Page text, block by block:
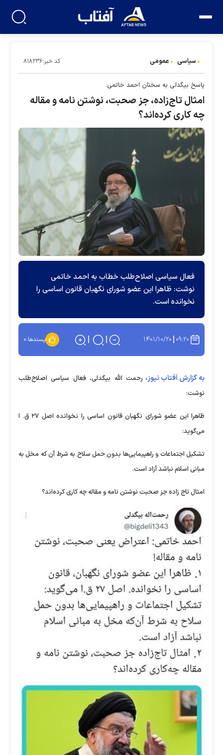
سیاسی عمومی کد خبر:۸۱۸۲۳۶
پاسخ بیگدلی به سخنان احمد خاتمی:
امثال تاج‌زاده، جز صحبت، نوشتن نامه و مقاله
چه کاری کرده‌اند؟
فعال سیاسی اصلاح‌طلب خطاب به احمد خاتمی
نوشت: ظاهرا این عضو شورای نگهبان قانون اساسی را
نخوانده است.
۰۹:۲۰ ۱۴۰۱/۱۰/۲۰ پسندها:۰
به گزارش آفتاب نیوز، رحمت الله بیگدلی، فعال سیاسی اصلاح‌طلب
نوشت:
ظاهرا این عضو شورای نگهبان قانون اساسی را نخوانده اصل ۲۷ ق. ا
می‌گوید:
تشکیل اجتماعات و راهپیمایی‌ها بدون حمل سلاح به شرط آن که مخل به
مبانی اسلام نباشد آزاد است.
امثال تاج زاده جز صحبت نوشتن نامه و مقاله چه کاری کرده‌اند؟